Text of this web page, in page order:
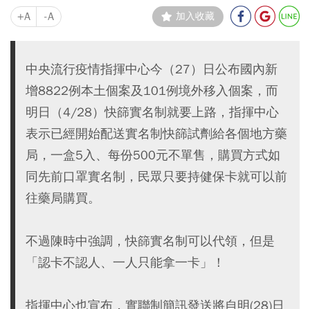
+A -A 加入收藏
中央流行疫情指揮中心今（27）日公布國內新
增8822例本土個案及101例境外移入個案，而
明日（4/28）快篩實名制就要上路，指揮中心
表示已經開始配送實名制快篩試劑給各個地方藥
局，一盒5入、每份500元不單售，購買方式如
同先前口罩實名制，民眾只要持健保卡就可以前
往藥局購買。
不過陳時中強調，快篩實名制可以代領，但是
「認卡不認人、一人只能拿一卡」！
指揮中心也宣布，實聯制簡訊發送將自明(28)日